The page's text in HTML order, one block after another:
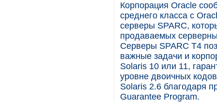
Корпорация Oracle
среднего класса с
серверы SPARC,
продаваемых
Серверы SPARC T4
важные задачи и
Solaris 10 или 11,
уровне двоичных
Solaris 2.6 благодаря
Guarantee Program.